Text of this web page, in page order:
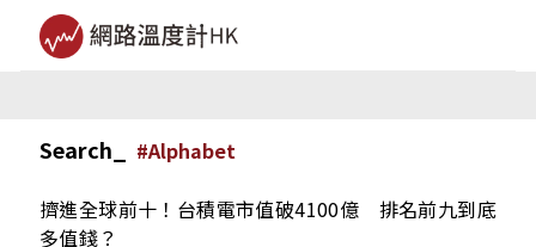
Search_ #Alphabet
擠進全球前十！台積電市值破4100億 排名前九到底
多值錢？